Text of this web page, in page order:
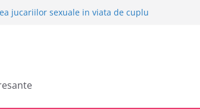
jucariilor sexuale in viata de cuplu